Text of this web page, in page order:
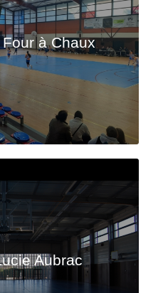
à Chaux
Aubrac